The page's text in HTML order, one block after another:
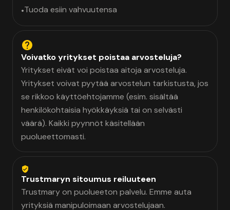
•Tuoda esiin vahvuutensa
Voivatko yritykset poistaa arvosteluja?
Yritykset eivät voi poistaa aitoja arvosteluja.
Yritykset voivat pyytää arvostelun tarkistusta, jos
se rikkoo käyttöehtojamme (esim. sisältää
henkilökohtaisia hyökkäyksiä tai on selvästi
väärä). Kaikki pyynnöt käsitellään
puolueettomasti.
Trustmaryn sitoumus reiluuteen
Trustmary on puolueeton palvelu. Emme auta
yrityksiä manipuloimaan arvostelujaan.